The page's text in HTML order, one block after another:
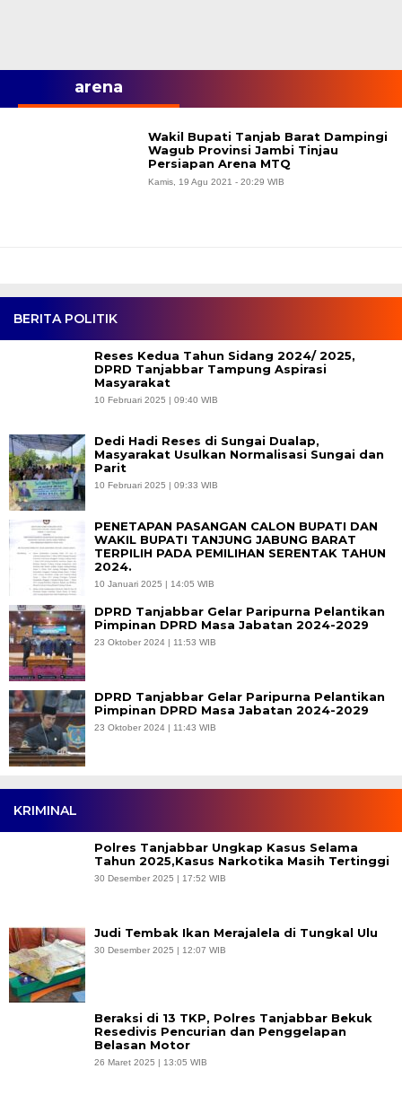
BERITA POLITIK
Reses Kedua Tahun Sidang 2024/ 2025,
DPRD Tanjabbar Tampung Aspirasi
Masyarakat
10 Februari 2025 | 09:40 WIB
Dedi Hadi Reses di Sungai Dualap,
Masyarakat Usulkan Normalisasi Sungai dan
Parit
10 Februari 2025 | 09:33 WIB
PENETAPAN PASANGAN CALON BUPATI DAN
WAKIL BUPATI TANJUNG JABUNG BARAT
TERPILIH PADA PEMILIHAN SERENTAK TAHUN
2024.
10 Januari 2025 | 14:05 WIB
DPRD Tanjabbar Gelar Paripurna Pelantikan
Pimpinan DPRD Masa Jabatan 2024-2029
23 Oktober 2024 | 11:53 WIB
DPRD Tanjabbar Gelar Paripurna Pelantikan
Pimpinan DPRD Masa Jabatan 2024-2029
23 Oktober 2024 | 11:43 WIB
KRIMINAL
Polres Tanjabbar Ungkap Kasus Selama
Tahun 2025,Kasus Narkotika Masih Tertinggi
30 Desember 2025 | 17:52 WIB
Judi Tembak Ikan Merajalela di Tungkal Ulu
30 Desember 2025 | 12:07 WIB
Beraksi di 13 TKP, Polres Tanjabbar Bekuk
Resedivis Pencurian dan Penggelapan
Belasan Motor
26 Maret 2025 | 13:05 WIB
arena
Wakil Bupati Tanjab Barat Dampingi
Wagub Provinsi Jambi Tinjau
Persiapan Arena MTQ
Kamis, 19 Agu 2021 - 20:29 WIB